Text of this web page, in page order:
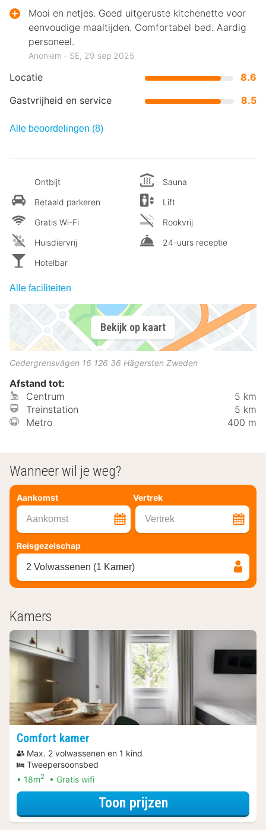
Locatie
8.6
Gastvrijheid en service
8.5
Mooi en netjes. Goed uitgeruste kitchenette voor
eenvoudige maaltijden. Comfortabel bed. Aardig
personeel.
Anoniem ‐ SE, 29 sep 2025
Alle beoordelingen (8)
Ontbijt
Betaald parkeren
Gratis Wi-Fi
Huisdiervrij
Hotelbar
Sauna
Lift
Rookvrij
24-uurs receptie
Alle faciliteiten
Bekijk op kaart
Cedergrensvägen 16 126 36 Hägersten Zweden
Afstand tot:
Centrum
5 km
Treinstation
5 km
Metro
400 m
Wanneer wil je weg?
Aankomst Vertrek
Aankomst Vertrek
Reisgezelschap
2 Volwassenen (1 Kamer)
Kamers
Comfort kamer
Max. 2 volwassenen en 1 kind
Tweepersoonsbed
18m2 Gratis wifi
Toon prijzenvoor Late